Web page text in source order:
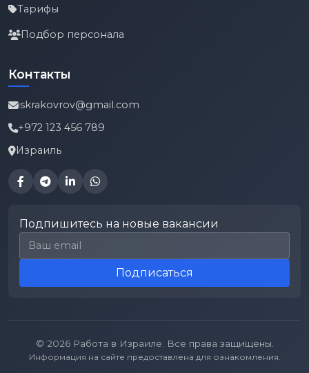
Тарифы
Подбор персонала
Контакты
iskrakovrov@gmail.com
+972 123 456 789
Израиль
Подпишитесь на новые вакансии
Email для подписки
Подписаться
© 2026 Работа в Израиле. Все права защищены.
Информация на сайте предоставлена для ознакомления.